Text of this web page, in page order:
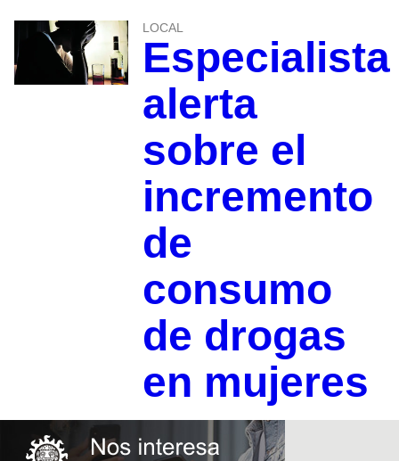
LOCAL
Especialista
alerta
sobre el
incremento
de
consumo
de drogas
en mujeres